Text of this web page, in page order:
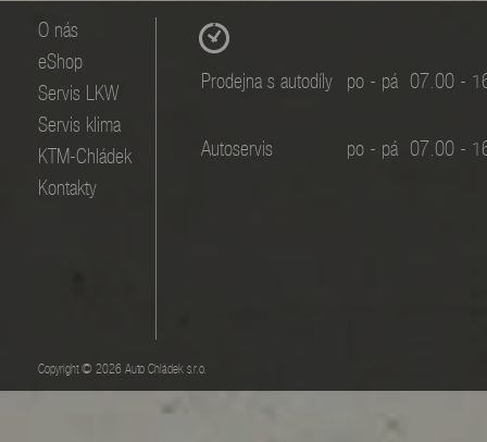
O nás
eShop
Servis LKW
Servis klima
KTM-Chládek
Kontakty
Prodejna s autodíly po - pá 07.00 -
Autoservis po - pá 07.00 -
Copyright © 2026 Auto Chládek s.r.o.